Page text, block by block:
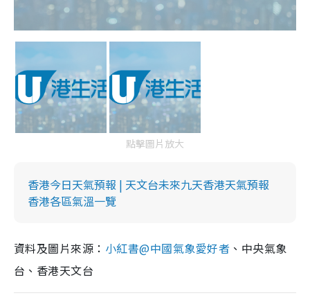
點擊圖片放大
香港今日天氣預報 | 天文台未來九天香港天氣預報
香港各區氣溫一覽
資料及圖片來源： 小紅書@中國氣象愛好者 、中央氣象
台、香港天文台